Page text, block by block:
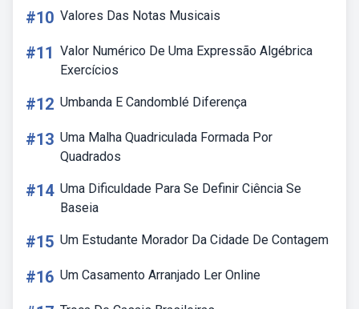
#10 Valores Das Notas Musicais
#11 Valor Numérico De Uma Expressão Algébrica
Exercícios
#12 Umbanda E Candomblé Diferença
#13 Uma Malha Quadriculada Formada Por
Quadrados
#14 Uma Dificuldade Para Se Definir Ciência Se
Baseia
#15 Um Estudante Morador Da Cidade De Contagem
#16 Um Casamento Arranjado Ler Online